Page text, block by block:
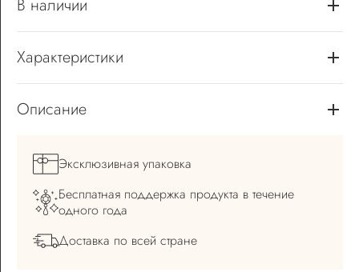
В наличии
Характеристики
Описание
Эксклюзивная упаковка
Бесплатная поддержка продукта в течение
одного года
Доставка по всей стране